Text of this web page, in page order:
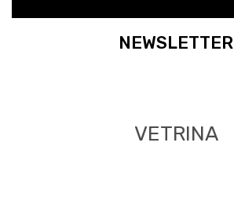
NEWSLETTER
VETRINA